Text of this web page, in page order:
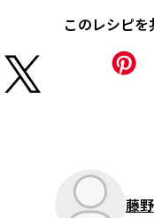
このレシピを
藤